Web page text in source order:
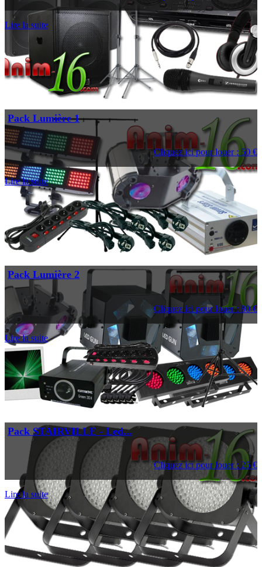
Lire la suite
Pack Lumière 1
Cliquez ici pour louer : 50 €
Lire la suite
Pack Lumière 2
Cliquez ici pour louer : 80 €
Lire la suite
Pack STAIRVILLE - Led...
Cliquez ici pour louer : 25 €
Lire la suite